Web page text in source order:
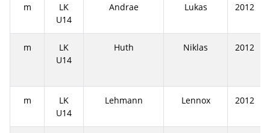
m
LK
U14
Andrae Lukas 2012
m
LK
U14
Huth Niklas 2012
m
LK
U14
Lehmann Lennox 2012